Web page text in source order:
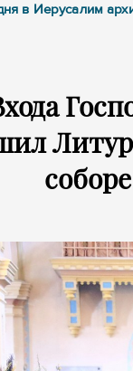
в Иерусалим